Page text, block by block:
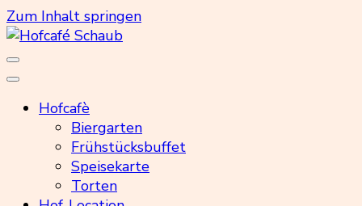
Zum Inhalt springen
Hofcafé Schaub
Hofcafè
Biergarten
Frühstücksbuffet
Speisekarte
Torten